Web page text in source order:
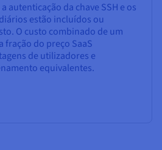
autenticação da chave SSH e os
estão incluídos ou
O custo combinado de um
fração do preço SaaS
de utilizadores e
equivalentes.